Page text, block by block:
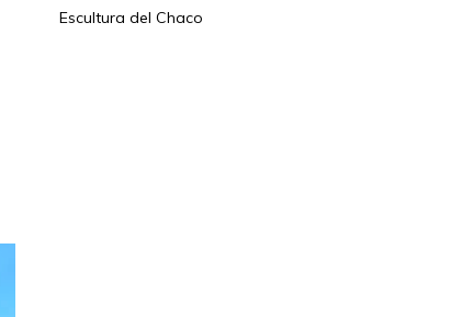
Escultura del Chaco